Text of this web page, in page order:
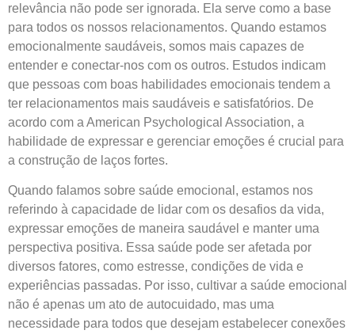
relevância não pode ser ignorada. Ela serve como a base
para todos os nossos relacionamentos. Quando estamos
emocionalmente saudáveis, somos mais capazes de
entender e conectar-nos com os outros. Estudos indicam
que pessoas com boas habilidades emocionais tendem a
ter relacionamentos mais saudáveis e satisfatórios. De
acordo com a American Psychological Association, a
habilidade de expressar e gerenciar emoções é crucial para
a construção de laços fortes.
Quando falamos sobre saúde emocional, estamos nos
referindo à capacidade de lidar com os desafios da vida,
expressar emoções de maneira saudável e manter uma
perspectiva positiva. Essa saúde pode ser afetada por
diversos fatores, como estresse, condições de vida e
experiências passadas. Por isso, cultivar a saúde emocional
não é apenas um ato de autocuidado, mas uma
necessidade para todos que desejam estabelecer conexões